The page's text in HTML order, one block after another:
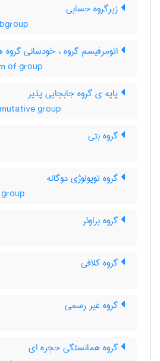
زیرگروه حسابی
اتومرفیسم گروه ، خودسانی گروه
of group
پایه ی گروه جابجایی پذیر
group
گروه بتی
گروه توپولوژی دوگانه
گروه براوئر
گروه کلافی
گروه غیر رسمی
گروه همانستگی حجره ای